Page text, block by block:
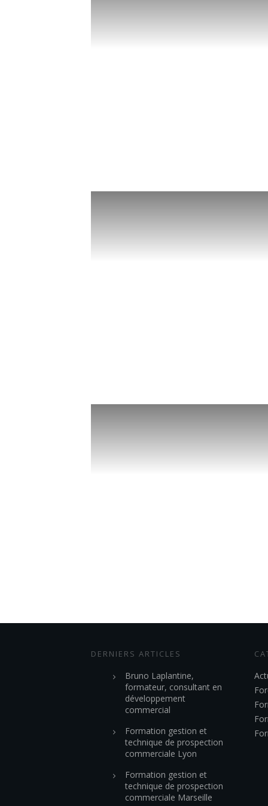
DERNIERS ARTICLES
Bruno Laplantine,
formateur, consultant en
développement
commercial
Formation gestion et
technique de prospection
commerciale Lyon
Formation gestion et
technique de prospection
commerciale Marseille